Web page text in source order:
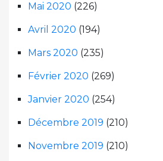
Mai 2020 (226)
Avril 2020 (194)
Mars 2020 (235)
Février 2020 (269)
Janvier 2020 (254)
Décembre 2019 (210)
Novembre 2019 (210)